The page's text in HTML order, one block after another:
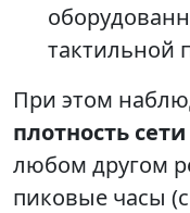
тактильной
При этом
плотность сети
любом другом
пиковые часы